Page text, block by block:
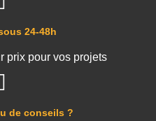
de conseils ?
24-48h
prix pour vos projets